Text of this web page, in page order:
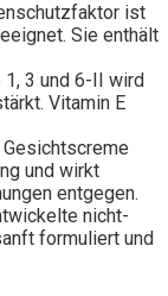
ist
Sie enthält
3 und 6-II wird
Vitamin E
und wirkt
entgegen.
nicht-
formuliert und